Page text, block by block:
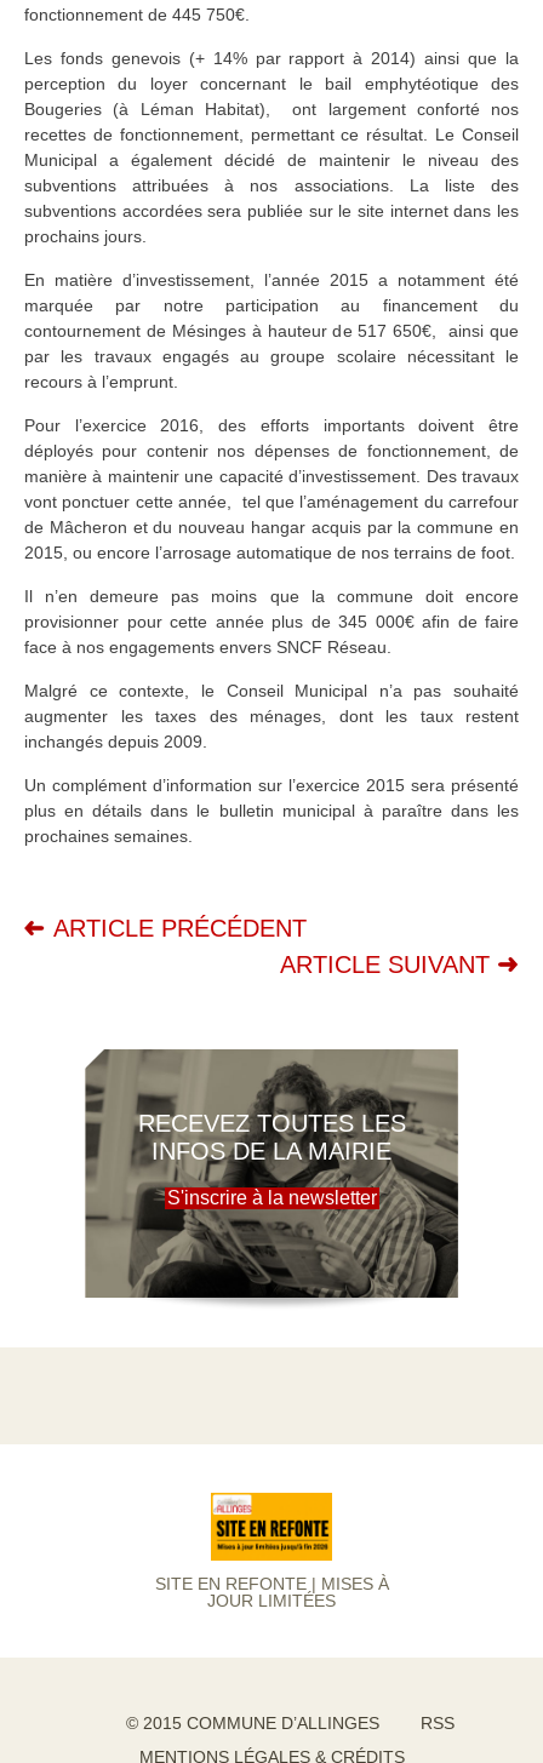
fonctionnement de 445 750€.
Les fonds genevois (+ 14% par rapport à 2014) ainsi que la
perception du loyer concernant le bail emphytéotique des
Bougeries (à Léman Habitat), ont largement conforté nos
recettes de fonctionnement, permettant ce résultat. Le Conseil
Municipal a également décidé de maintenir le niveau des
subventions attribuées à nos associations. La liste des
subventions accordées sera publiée sur le site internet dans les
prochains jours.
En matière d’investissement, l’année 2015 a notamment été
marquée par notre participation au financement du
contournement de Mésinges à hauteur de 517 650€, ainsi que
par les travaux engagés au groupe scolaire nécessitant le
recours à l’emprunt.
Pour l’exercice 2016, des efforts importants doivent être
déployés pour contenir nos dépenses de fonctionnement, de
manière à maintenir une capacité d’investissement. Des travaux
vont ponctuer cette année, tel que l’aménagement du carrefour
de Mâcheron et du nouveau hangar acquis par la commune en
2015, ou encore l’arrosage automatique de nos terrains de foot.
Il n’en demeure pas moins que la commune doit encore
provisionner pour cette année plus de 345 000€ afin de faire
face à nos engagements envers SNCF Réseau.
Malgré ce contexte, le Conseil Municipal n’a pas souhaité
augmenter les taxes des ménages, dont les taux restent
inchangés depuis 2009.
Un complément d’information sur l’exercice 2015 sera présenté
plus en détails dans le bulletin municipal à paraître dans les
prochaines semaines.
ARTICLE PRÉCÉDENT
ARTICLE SUIVANT
RECEVEZ TOUTES LES
INFOS DE LA MAIRIE
S'inscrire à la newsletter
SITE EN REFONTE | MISES À
JOUR LIMITÉES
© 2015 COMMUNE D’ALLINGES
RSS
MENTIONS LÉGALES & CRÉDITS